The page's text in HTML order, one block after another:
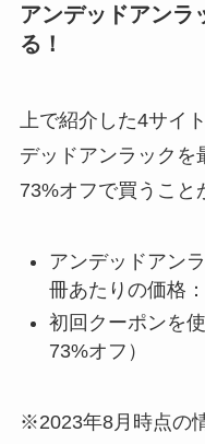
アンデッドアンラ
る！
上で紹介した4サイ
デッドアンラックを
73%オフで買うこと
アンデッドアン
冊あたりの価格
初回クーポンを
73%オフ）
※2023年8月時点の